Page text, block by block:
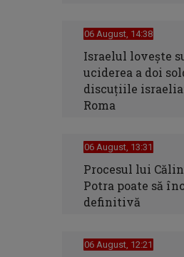
06 August, 14:38
Israelul loveşte
uciderea a doi
discuţiile
Roma
06 August, 13:31
Procesul lui
Potra poate să
definitivă
06 August, 12:21